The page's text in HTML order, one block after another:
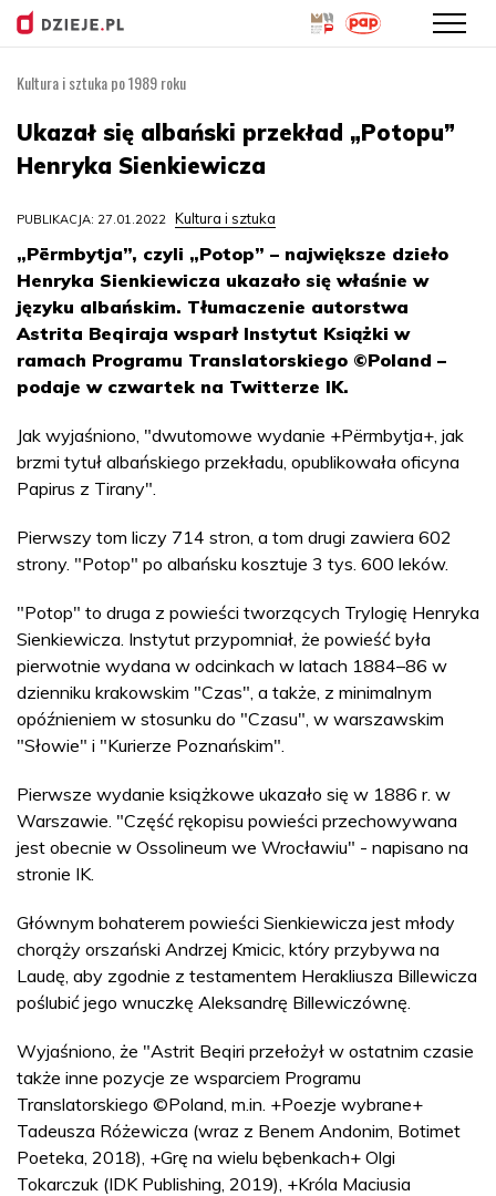
treści
Kultura i sztuka po 1989 roku
Ukazał się albański przekład „Potopu”
Henryka Sienkiewicza
PUBLIKACJA: 27.01.2022 Kultura i sztuka
„Përmbytja”, czyli „Potop” – największe dzieło
Henryka Sienkiewicza ukazało się właśnie w
języku albańskim. Tłumaczenie autorstwa
Astrita Beqiraja wsparł Instytut Książki w
ramach Programu Translatorskiego ©Poland –
podaje w czwartek na Twitterze IK.
Jak wyjaśniono, "dwutomowe wydanie +Përmbytja+, jak
brzmi tytuł albańskiego przekładu, opublikowała oficyna
Papirus z Tirany".
Pierwszy tom liczy 714 stron, a tom drugi zawiera 602
strony. "Potop" po albańsku kosztuje 3 tys. 600 leków.
"Potop" to druga z powieści tworzących Trylogię Henryka
Sienkiewicza. Instytut przypomniał, że powieść była
pierwotnie wydana w odcinkach w latach 1884–86 w
dzienniku krakowskim "Czas", a także, z minimalnym
opóźnieniem w stosunku do "Czasu", w warszawskim
"Słowie" i "Kurierze Poznańskim".
Pierwsze wydanie książkowe ukazało się w 1886 r. w
Warszawie. "Część rękopisu powieści przechowywana
jest obecnie w Ossolineum we Wrocławiu" - napisano na
stronie IK.
Głównym bohaterem powieści Sienkiewicza jest młody
chorąży orszański Andrzej Kmicic, który przybywa na
Laudę, aby zgodnie z testamentem Herakliusza Billewicza
poślubić jego wnuczkę Aleksandrę Billewiczównę.
Wyjaśniono, że "Astrit Beqiri przełożył w ostatnim czasie
także inne pozycje ze wsparciem Programu
Translatorskiego ©Poland, m.in. +Poezje wybrane+
Tadeusza Różewicza (wraz z Benem Andonim, Botimet
Poeteka, 2018), +Grę na wielu bębenkach+ Olgi
Tokarczuk (IDK Publishing, 2019), +Króla Maciusia